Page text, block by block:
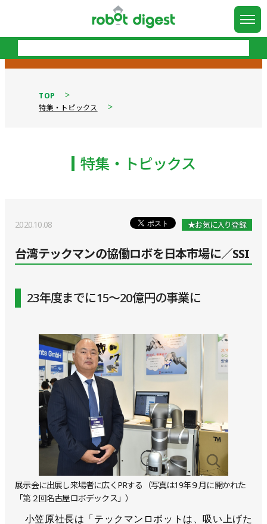
TOP
特集・トピックス
特集・トピックス
2020.10.08 ★お気に入り登録
台湾テックマンの協働ロボを日本市場に／SSI
23年度までに15～20億円の事業に
展示会に出展し来場者に広くPRする（写真は19年９月に開かれた
「第２回名古屋ロボデックス」）
小笠原社長は「テックマンロボットは、吸い上げた